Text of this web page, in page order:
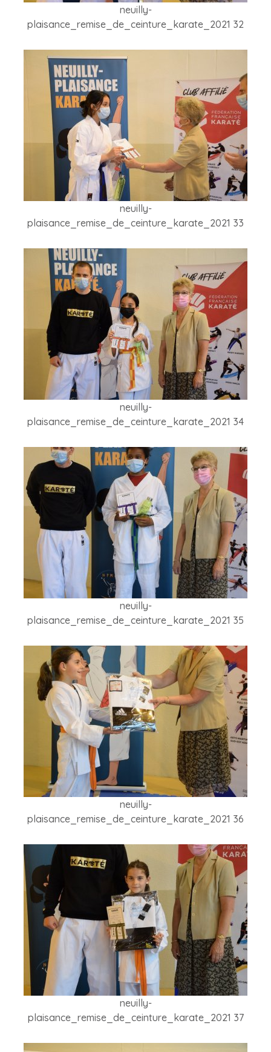
neuilly-
plaisance_remise_de_ceinture_karate_2021 32
neuilly-
plaisance_remise_de_ceinture_karate_2021 33
neuilly-
plaisance_remise_de_ceinture_karate_2021 34
neuilly-
plaisance_remise_de_ceinture_karate_2021 35
neuilly-
plaisance_remise_de_ceinture_karate_2021 36
neuilly-
plaisance_remise_de_ceinture_karate_2021 37